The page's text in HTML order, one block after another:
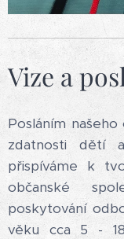
Vize a
Posláním
zdatnosti dětí
přispíváme k
občanské
poskytování
věku cca 5 -